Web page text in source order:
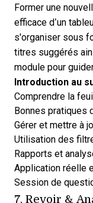
Former une
efficace d’un
s'organiser sous
titres suggérés
module pour
Introduction au
Comprendre la
Bonnes pratiques
Gérer et mettre à
Utilisation des
Rapports et
Application réelle
Session de
7. Revoir &